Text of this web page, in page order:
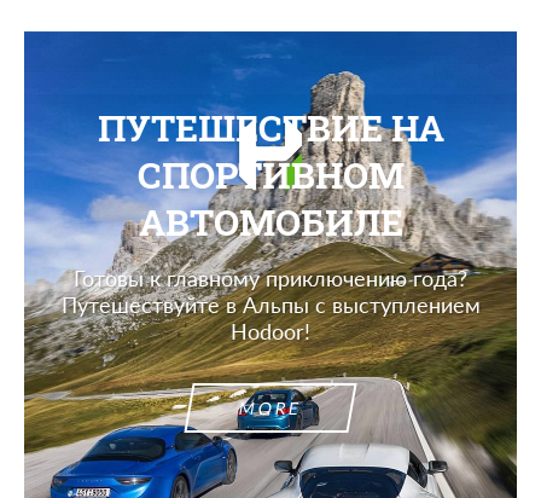
ПУТЕШЕСТВИЕ НА
СПОРТИВНОМ
АВТОМОБИЛЕ
Готовы к главному приключению года?
Путешествуйте в Альпы с выступлением
Hodoor!
MORE